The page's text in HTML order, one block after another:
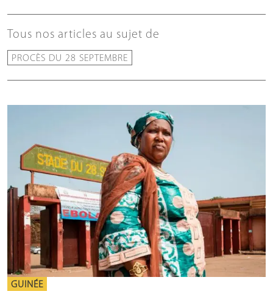
Tous nos articles au sujet de
PROCÈS DU 28 SEPTEMBRE
GUINÉE